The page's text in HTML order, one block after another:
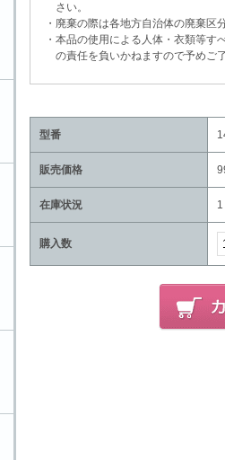
さい。
・廃棄の際は各地方自治体の廃棄区
・本品の使用による人体・衣類等す
の責任を負いかねますので予めご
型番
販売価格
在庫状況 1
購入数